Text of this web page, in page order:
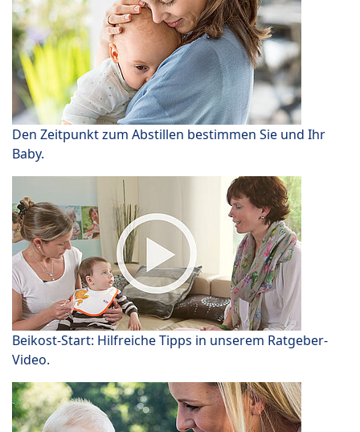
Den Zeitpunkt zum Abstillen bestimmen Sie und Ihr
Baby.
Beikost-Start: Hilfreiche Tipps in unserem Ratgeber-
Video.